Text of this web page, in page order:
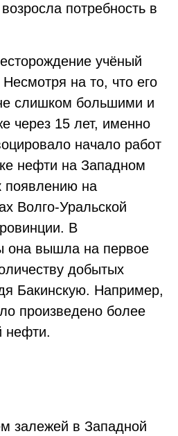
потребность в
учёный
на то, что его
слишком большими и
через 15 лет, именно
начало работ
нефти на Западном
появлению на
Волго-Уральской
В
она вышла на первое
добытых
Бакинскую. Например,
произведено более
нефти.
залежей в Западной